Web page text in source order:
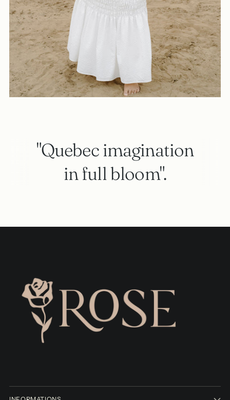
"Quebec imagination
in full bloom".